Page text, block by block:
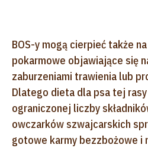
BOS-y mogą cierpieć także
pokarmowe objawiające się
zaburzeniami trawienia lub
Dlatego dieta dla psa tej rasy
ograniczonej liczby
owczarków szwajcarskich
gotowe karmy bezzbożowe i